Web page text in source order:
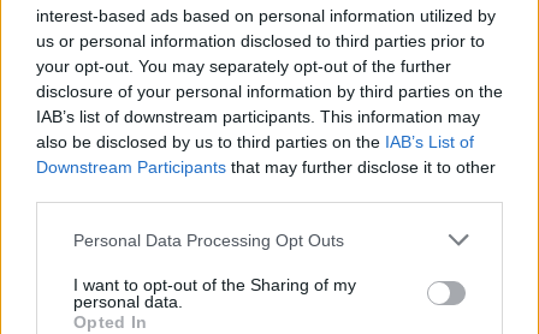
interest-based ads based on personal information utilized by
us or personal information disclosed to third parties prior to
your opt-out. You may separately opt-out of the further
disclosure of your personal information by third parties on the
IAB’s list of downstream participants. This information may
also be disclosed by us to third parties on the IAB’s List of
Downstream Participants that may further disclose it to other
Personal Data Processing Opt Outs
I want to opt-out of the Sharing of my
personal data.
Opted In
nebo na nich stavební práce probíhají bez platných povolení.
Výsledkem je nejen nelegální vzdouvání vody a ohrožení plavby,
ale i skandální praxe, kdy je voda z koryta odváděna na stovky
metrů daleko, aby následně „jalově“ přetekla zpět bez jakéhokoli
energetického užitku
Jan Drapák: Norování lišek. Když se odbornost stává
Diskuse: 42
norování lišek se v posledních
měsících proměnila ve střet